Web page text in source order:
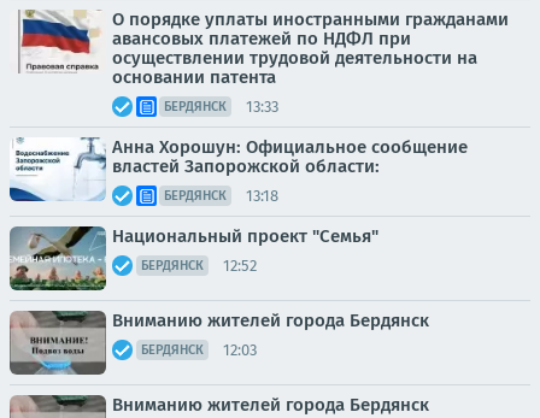
О порядке уплаты иностранными гражданами
авансовых платежей по НДФЛ при
осуществлении трудовой деятельности на
основании патента
БЕРДЯНСК 13:33
Анна Хорошун: Официальное сообщение
властей Запорожской области:
БЕРДЯНСК 13:18
Национальный проект "Семья"
БЕРДЯНСК 12:52
Вниманию жителей города Бердянск
БЕРДЯНСК 12:03
Вниманию жителей города Бердянск